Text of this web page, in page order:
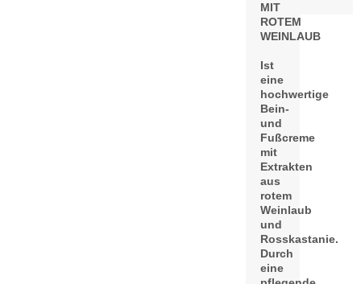
MIT
ROTEM
WEINLAUB
Ist
eine
hochwertige
Bein-
und
Fußcreme
mit
Extrakten
aus
rotem
Weinlaub
und
Rosskastanie.
Durch
eine